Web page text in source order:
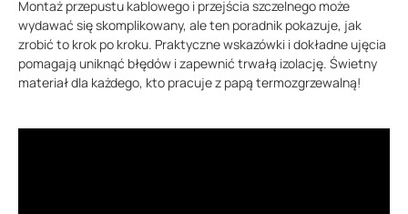
Montaż przepustu kablowego i przejścia szczelnego może
wydawać się skomplikowany, ale ten poradnik pokazuje, jak
zrobić to krok po kroku. Praktyczne wskazówki i dokładne ujęcia
pomagają uniknąć błędów i zapewnić trwałą izolację. Świetny
materiał dla każdego, kto pracuje z papą termozgrzewalną!